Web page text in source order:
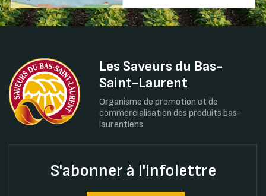
Les Saveurs du Bas-
Saint-Laurent
Organisme de promotion et de
commercialisation des produits bas-
laurentiens
S'abonner à l'infolettre